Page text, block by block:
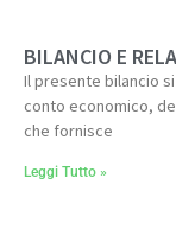
BILANCIO E
Il presente bilancio
conto economico,
che fornisce
Leggi Tutto »